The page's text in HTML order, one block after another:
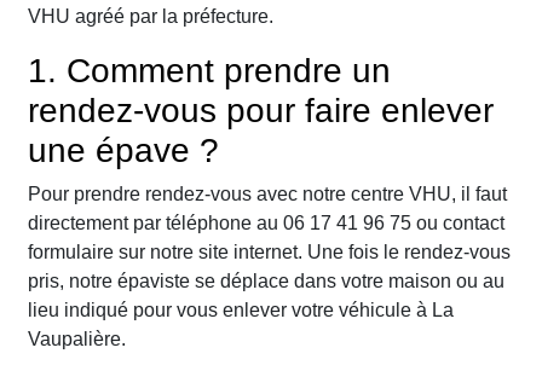
VHU agréé par la préfecture.
1. Comment prendre un
rendez-vous pour faire enlever
une épave ?
Pour prendre rendez-vous avec notre centre VHU, il faut
directement par téléphone au 06 17 41 96 75 ou contact
formulaire sur notre site internet. Une fois le rendez-vous
pris, notre épaviste se déplace dans votre maison ou au
lieu indiqué pour vous enlever votre véhicule à La
Vaupalière.